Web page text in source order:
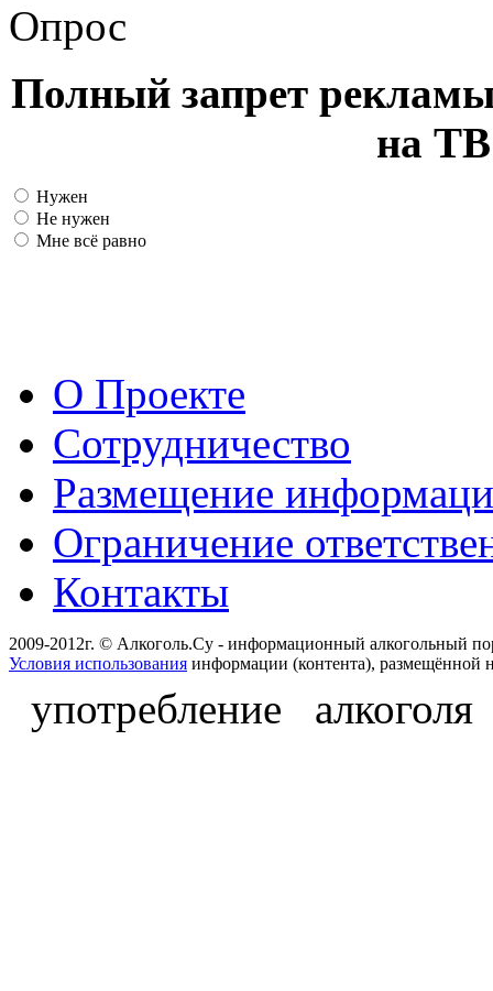
Опрос
Полный запрет
на ТВ
Нужен
Не нужен
Мне всё равно
О Проекте
Сотрудничество
Размещение
Ограничение
Контакты
2009-2012г. © Алкоголь.Су - информационный алкогольный
Условия использования информации (контента), размещённой
употребление